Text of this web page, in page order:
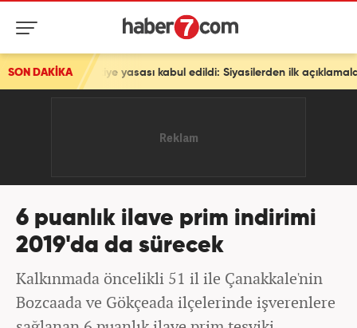
SON DAKİKA
Türkiye yasası kabul edildi: Siyasilerden ilk açıklamalar
6 puanlık ilave prim indirimi
2019'da da sürecek
Kalkınmada öncelikli 51 il ile Çanakkale'nin
Bozcaada ve Gökçeada ilçelerinde işverenlere